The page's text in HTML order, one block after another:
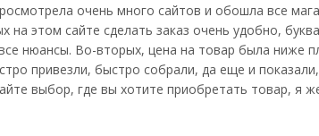
очень много сайтов и обошла все
на этом сайте сделать заказ очень удобно,
нюансы. Во-вторых, цена на товар была ниже
привезли, быстро собрали, да еще и
выбор, где вы хотите приобретать товар, я